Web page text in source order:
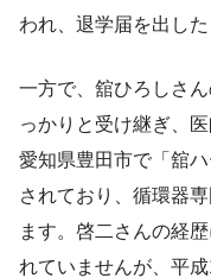
われ、退学届を出した
一方で、舘ひろしさ
っかりと受け継ぎ、
愛知県豊田市で「舘
されており、循環器
ます。啓二さんの経
れていませんが、平